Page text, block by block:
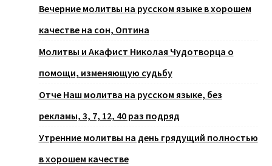
Вечерние молитвы на русском языке в хорошем
качестве на сон, Оптина
Молитвы и Акафист Николая Чудотворца о
помощи, изменяющую судьбу
Отче Наш молитва на русском языке, без
рекламы, 3, 7, 12, 40 раз подряд
Утренние молитвы на день грядущий полностью
в хорошем качестве